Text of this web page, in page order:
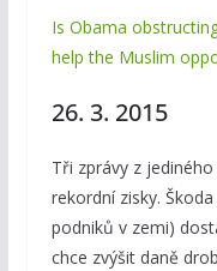
Is Obama
help the Muslim
26. 3. 2015
Tři zprávy z
rekordní zisky.
podniků v zemi)
chce zvýšit daně